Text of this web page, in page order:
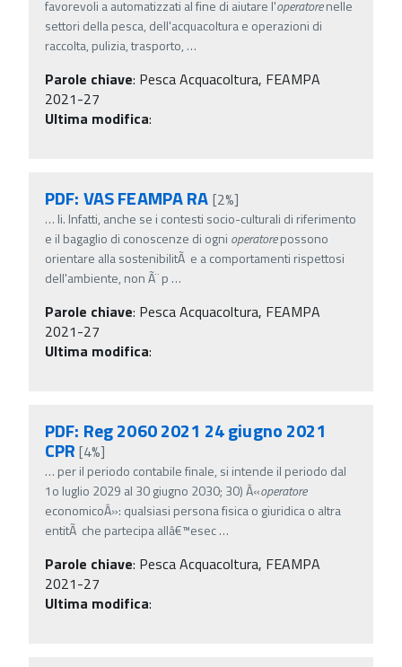
favorevoli a automatizzati al fine di aiutare l'operatorenelle
settori della pesca, dell'acquacoltura e operazioni di
raccolta, pulizia, trasporto, …
Parole chiave: Pesca Acquacoltura, FEAMPA
2021-27
Ultima modifica:
PDF: VAS FEAMPA RA [2%]
… li. Infatti, anche se i contesti socio-culturali di riferimento
e il bagaglio di conoscenze di ogni operatorepossono
orientare alla sostenibilitÃ e a comportamenti rispettosi
dell'ambiente, non Ã¨ p …
Parole chiave: Pesca Acquacoltura, FEAMPA
2021-27
Ultima modifica:
PDF: Reg 2060 2021 24 giugno 2021
CPR [4%]
… per il periodo contabile finale, si intende il periodo dal
1o luglio 2029 al 30 giugno 2030; 30) Â«operatore
economicoÂ»: qualsiasi persona fisica o giuridica o altra
entitÃ che partecipa allâ€™esec…
Parole chiave: Pesca Acquacoltura, FEAMPA
2021-27
Ultima modifica: